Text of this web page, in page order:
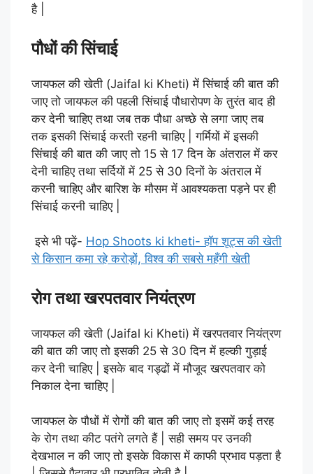
है |
पौधों की सिंचाई
जायफल की खेती (Jaifal ki Kheti) में सिंचाई की बात की
जाए तो जायफल की पहली सिंचाई पौधारोपण के तुरंत बाद ही
कर देनी चाहिए तथा जब तक पौधा अच्छे से लगा जाए तब
तक इसकी सिंचाई करती रहनी चाहिए | गर्मियों में इसकी
सिंचाई की बात की जाए तो 15 से 17 दिन के अंतराल में कर
देनी चाहिए तथा सर्दियों में 25 से 30 दिनों के अंतराल में
करनी चाहिए और बारिश के मौसम में आवश्यकता पड़ने पर ही
सिंचाई करनी चाहिए |
इसे भी पढ़ें- Hop Shoots ki kheti- हॉप शूट्स की खेती
से किसान कमा रहे करोड़ों, विश्व की सबसे महँगी खेती
रोग तथा खरपतवार नियंत्रण
जायफल की खेती (Jaifal ki Kheti) में खरपतवार नियंत्रण
की बात की जाए तो इसकी 25 से 30 दिन में हल्की गुड़ाई
कर देनी चाहिए | इसके बाद गड्ढों में मौजूद खरपतवार को
निकाल देना चाहिए |
जायफल के पौधों में रोगों की बात की जाए तो इसमें कई तरह
के रोग तथा कीट पतंगे लगते हैं | सही समय पर उनकी
देखभाल न की जाए तो इसके विकास में काफी प्रभाव पड़ता है